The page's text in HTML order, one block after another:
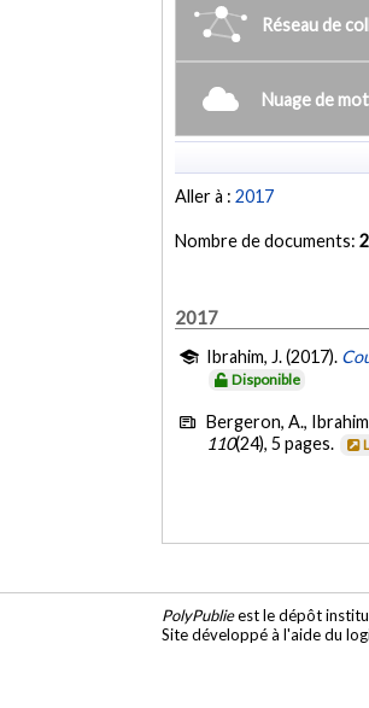
Réseau de
Nuage de
Aller à :2017
Nombre de documents:2
2017
Ibrahim, J. (2017).
Disponible
Bergeron, A.,
110(24), 5 pages.
PolyPublieest le dépôt
Site développé à l'aide du